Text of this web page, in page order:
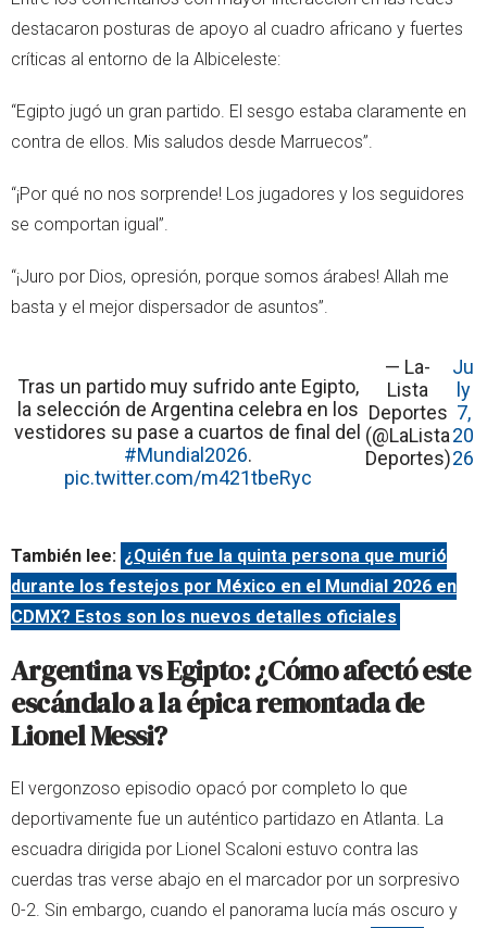
destacaron posturas de apoyo al cuadro africano y fuertes
críticas al entorno de la Albiceleste:
“Egipto jugó un gran partido. El sesgo estaba claramente en
contra de ellos. Mis saludos desde Marruecos”.
“¡Por qué no nos sorprende! Los jugadores y los seguidores
se comportan igual”.
“¡Juro por Dios, opresión, porque somos árabes! Allah me
basta y el mejor dispersador de asuntos”.
Tras un partido muy sufrido ante Egipto,
la selección de Argentina celebra en los
vestidores su pase a cuartos de final del
#Mundial2026.
pic.twitter.com/m421tbeRyc
— La-
Lista
Deportes
(@LaLista
Deportes)
Ju
ly
7,
20
26
También lee: ¿Quién fue la quinta persona que murió
durante los festejos por México en el Mundial 2026 en
CDMX? Estos son los nuevos detalles oficiales
Argentina vs Egipto: ¿Cómo afectó este
escándalo a la épica remontada de
Lionel Messi?
El vergonzoso episodio opacó por completo lo que
deportivamente fue un auténtico partidazo en Atlanta. La
escuadra dirigida por Lionel Scaloni estuvo contra las
cuerdas tras verse abajo en el marcador por un sorpresivo
0-2. Sin embargo, cuando el panorama lucía más oscuro y